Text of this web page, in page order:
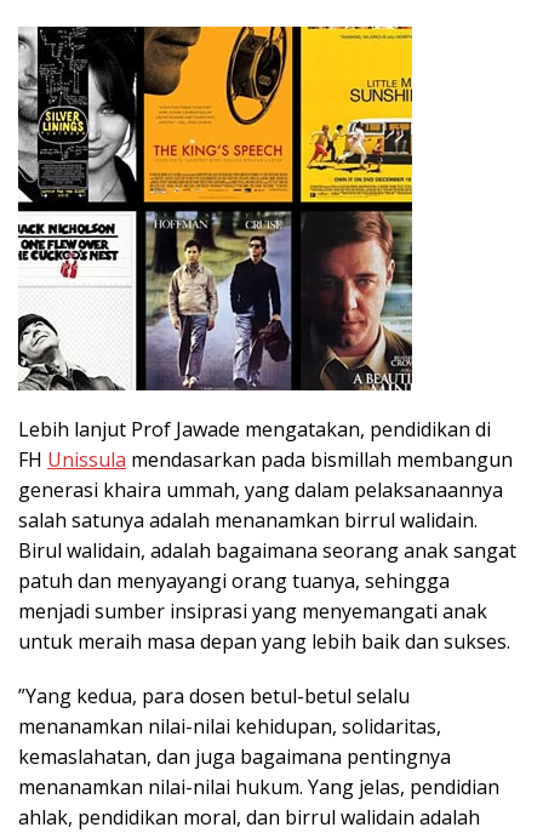
Lebih lanjut Prof Jawade mengatakan, pendidikan di
FH Unissula mendasarkan pada bismillah membangun
generasi khaira ummah, yang dalam pelaksanaannya
salah satunya adalah menanamkan birrul walidain.
Birul walidain, adalah bagaimana seorang anak sangat
patuh dan menyayangi orang tuanya, sehingga
menjadi sumber insiprasi yang menyemangati anak
untuk meraih masa depan yang lebih baik dan sukses.
”Yang kedua, para dosen betul-betul selalu
menanamkan nilai-nilai kehidupan, solidaritas,
kemaslahatan, dan juga bagaimana pentingnya
menanamkan nilai-nilai hukum. Yang jelas, pendidian
ahlak, pendidikan moral, dan birrul walidain adalah